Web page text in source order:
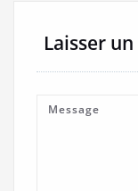
Laisser